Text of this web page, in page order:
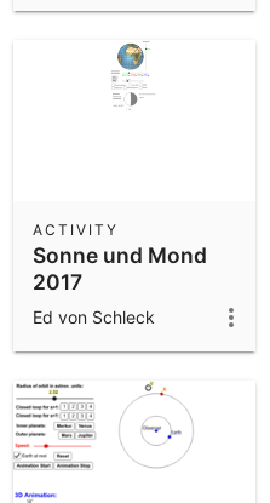
Sonne und Mond
2017
ACTIVITY
Ed von Schleck